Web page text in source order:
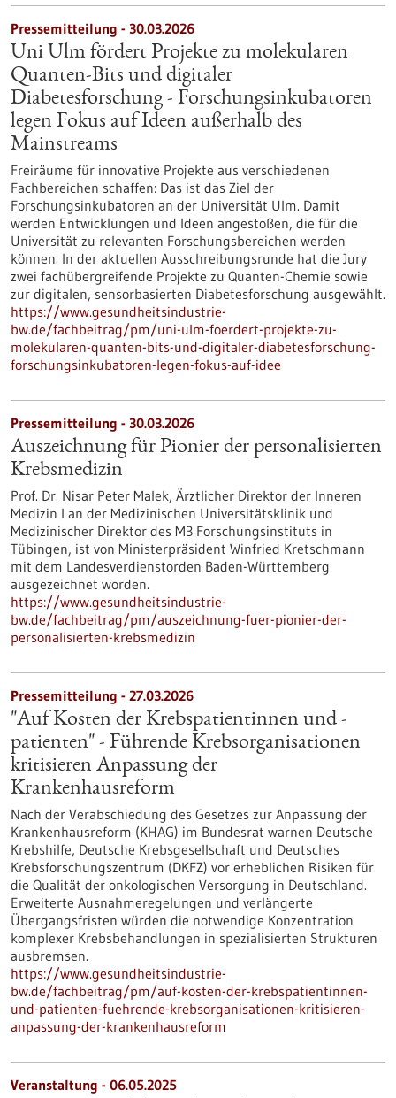
Pressemitteilung - 30.03.2026
Uni Ulm fördert Projekte zu molekularen
Quanten-Bits und digitaler
Diabetesforschung - Forschungsinkubatoren
legen Fokus auf Ideen außerhalb des
Mainstreams
Freiräume für innovative Projekte aus verschiedenen
Fachbereichen schaffen: Das ist das Ziel der
Forschungsinkubatoren an der Universität Ulm. Damit
werden Entwicklungen und Ideen angestoßen, die für die
Universität zu relevanten Forschungsbereichen werden
können. In der aktuellen Ausschreibungsrunde hat die Jury
zwei fachübergreifende Projekte zu Quanten-Chemie sowie
zur digitalen, sensorbasierten Diabetesforschung ausgewählt.
https://www.gesundheitsindustrie-
bw.de/fachbeitrag/pm/uni-ulm-foerdert-projekte-zu-
molekularen-quanten-bits-und-digitaler-diabetesforschung-
forschungsinkubatoren-legen-fokus-auf-idee
Pressemitteilung - 30.03.2026
Auszeichnung für Pionier der personalisierten
Krebsmedizin
Prof. Dr. Nisar Peter Malek, Ärztlicher Direktor der Inneren
Medizin I an der Medizinischen Universitätsklinik und
Medizinischer Direktor des M3 Forschungsinstituts in
Tübingen, ist von Ministerpräsident Winfried Kretschmann
mit dem Landesverdienstorden Baden-Württemberg
ausgezeichnet worden.
https://www.gesundheitsindustrie-
bw.de/fachbeitrag/pm/auszeichnung-fuer-pionier-der-
personalisierten-krebsmedizin
Pressemitteilung - 27.03.2026
"Auf Kosten der Krebspatientinnen und -
patienten" - Führende Krebsorganisationen
kritisieren Anpassung der
Krankenhausreform
Nach der Verabschiedung des Gesetzes zur Anpassung der
Krankenhausreform (KHAG) im Bundesrat warnen Deutsche
Krebshilfe, Deutsche Krebsgesellschaft und Deutsches
Krebsforschungszentrum (DKFZ) vor erheblichen Risiken für
die Qualität der onkologischen Versorgung in Deutschland.
Erweiterte Ausnahmeregelungen und verlängerte
Übergangsfristen würden die notwendige Konzentration
komplexer Krebsbehandlungen in spezialisierten Strukturen
ausbremsen.
https://www.gesundheitsindustrie-
bw.de/fachbeitrag/pm/auf-kosten-der-krebspatientinnen-
und-patienten-fuehrende-krebsorganisationen-kritisieren-
anpassung-der-krankenhausreform
Veranstaltung - 06.05.2025